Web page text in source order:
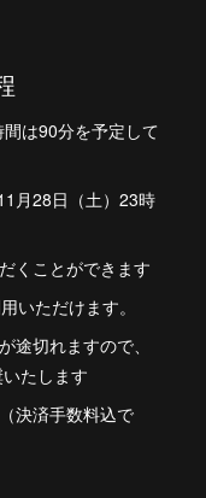
は90分を予定して
月28日（土）23時
くことができます
いただけます。
途切れますので、
たします
決済手数料込で